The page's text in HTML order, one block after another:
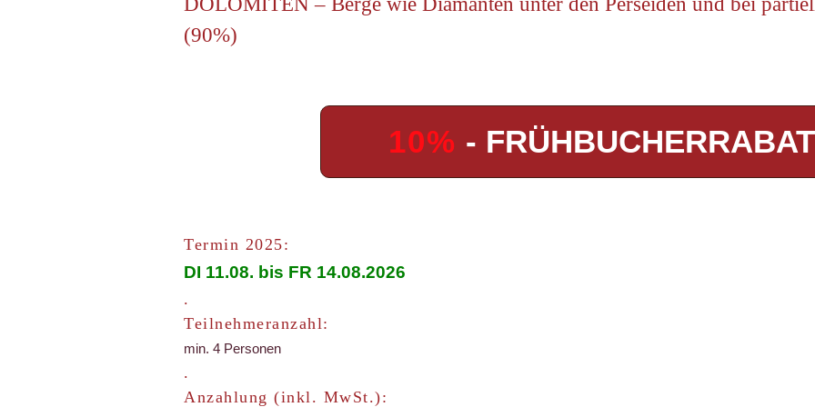
(90%)
10% -
Termin 2025:
DI 11.08. bis FR 14.08.2026
.
Teilnehmeranzahl:
min. 4 Personen
.
Anzahlung (inkl. MwSt.):